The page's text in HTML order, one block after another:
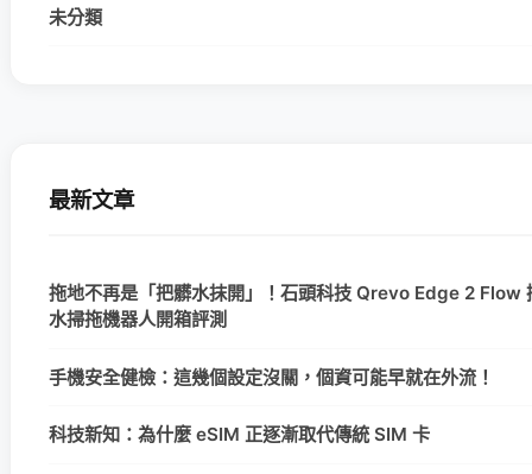
未分類
最新文章
拖地不再是「把髒水抹開」！石頭科技 Qrevo Edge 2 Flow
水掃拖機器人開箱評測
手機安全健檢：這幾個設定沒關，個資可能早就在外流！
科技新知：為什麼 eSIM 正逐漸取代傳統 SIM 卡